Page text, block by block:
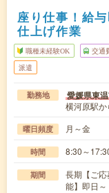
座り仕事！給
仕上げ作業
職種未経験OK 交通
派遣
勤務地 愛媛県東
横河原駅
曜日頻度 月～金
時間 8:30～
期間
長期【ご
能】即日～